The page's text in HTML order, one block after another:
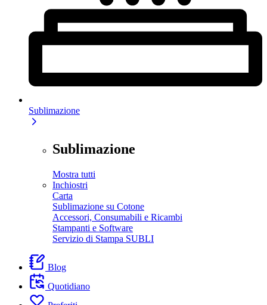
Sublimazione
Sublimazione
Mostra tutti
Inchiostri
Carta
Sublimazione su Cotone
Accessori, Consumabili e Ricambi
Stampanti e Software
Servizio di Stampa SUBLI
Blog
Quotidiano